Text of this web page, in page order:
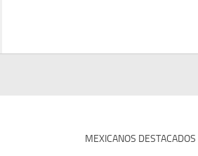
MEXICANOS DESTACADOS